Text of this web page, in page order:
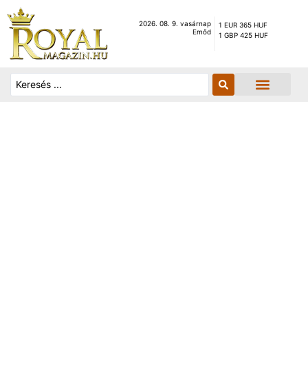
2026. 08. 9. vasárnap
Emőd
1 EUR 365 HUF
1 GBP 425 HUF